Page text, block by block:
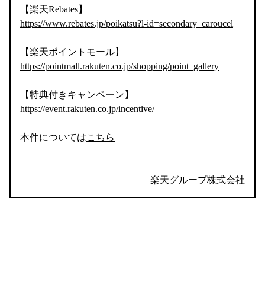
【楽天Rebates】
https://www.rebates.jp/poikatsu?l-id=secondary_caroucel
【楽天ポイントモール】
https://pointmall.rakuten.co.jp/shopping/point_gallery
【特典付きキャンペーン】
https://event.rakuten.co.jp/incentive/
本件についてはこちら
楽天グループ株式会社